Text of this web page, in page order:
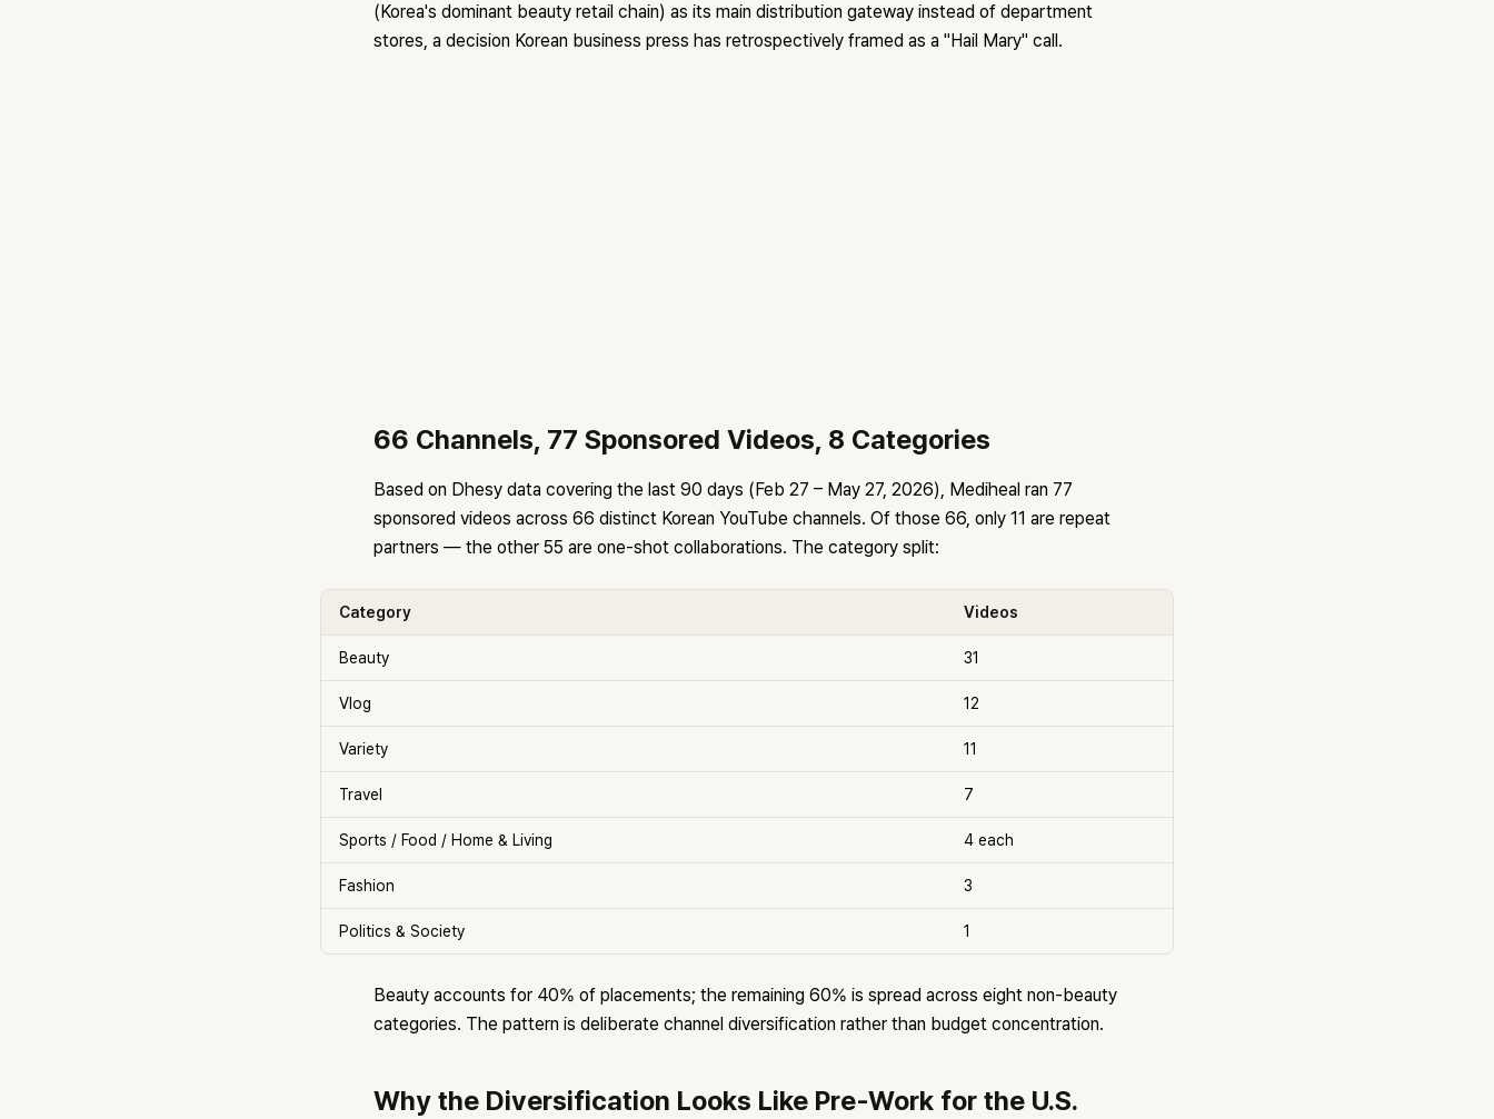
(Korea's dominant beauty retail chain) as its main distribution gateway instead of department
stores, a decision Korean business press has retrospectively framed as a "Hail Mary" call.
66 Channels, 77 Sponsored Videos, 8 Categories
Based on Dhesy data covering the last 90 days (Feb 27 – May 27, 2026), Mediheal ran 77
sponsored videos across 66 distinct Korean YouTube channels. Of those 66, only 11 are repeat
partners — the other 55 are one-shot collaborations. The category split:
Category Videos
Beauty 31
Vlog 12
Variety 11
Travel 7
Sports / Food / Home & Living 4 each
Fashion 3
Politics & Society 1
Beauty accounts for 40% of placements; the remaining 60% is spread across eight non-beauty
categories. The pattern is deliberate channel diversification rather than budget concentration.
Why the Diversification Looks Like Pre-Work for the U.S.